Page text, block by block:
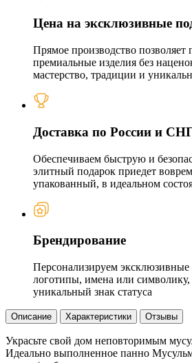
Цена на эксклюзивные
Прямое производство позволяет
премиальные изделия без
мастерство, традиции и
Доставка по России и
Обеспечиваем быструю и
элитный подарок приедет
упакованный, в идеальном
Брендирование
Персонализируем
логотипы, имена или
уникальный знак статуса
Описание Характеристики Отзывы
Украсьте свой дом неповторимым
Идеально выполненное панно